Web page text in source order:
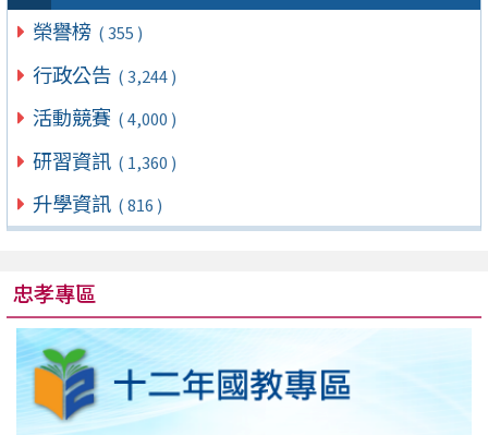
榮譽榜 ( 355 )
行政公告 ( 3,244 )
活動競賽 ( 4,000 )
研習資訊 ( 1,360 )
升學資訊 ( 816 )
忠孝專區